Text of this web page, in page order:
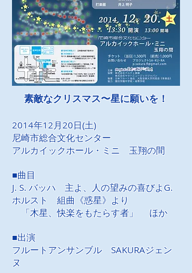
素敵なクリスマス〜星に願いを！
2014年12月20日(土)
尼崎市総合文化センター
アルカイックホール・ミニ 玉翔の間
■曲目
J. S. バッハ 主よ、人の望みの喜びよG.
ホルスト 組曲《惑星》より
「木星、快楽をもたらす者」 ほか
■出演
フルートアンサンブル SAKURAジェン
ヌ